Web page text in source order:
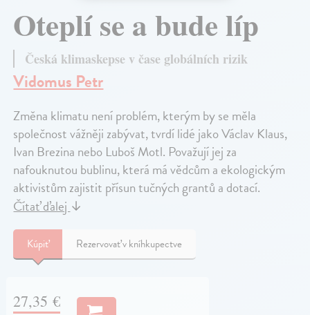
Oteplí se a bude líp
Česká klimaskepse v čase globálních rizik
Vidomus Petr
Změna klimatu není problém, kterým by se měla
společnost vážněji zabývat, tvrdí lidé jako Václav Klaus,
Ivan Brezina nebo Luboš Motl. Považují jej za
nafouknutou bublinu, která má vědcům a ekologickým
aktivistům zajistit přísun tučných grantů a dotací.
Čítať ďalej↓
Kúpiť Rezervovať v kníhkupectve
27,35 €